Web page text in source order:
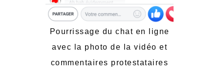
Pourrissage du chat en ligne
avec la photo de la vidéo et
commentaires protestataires